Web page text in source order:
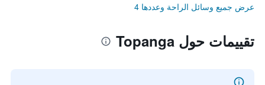
عرض جميع وسائل الراحة وعددها 4
تقييمات حول Topanga